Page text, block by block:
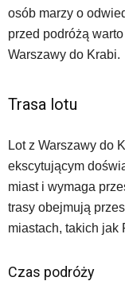
osób marzy o
przed podróżą
Warszawy do Krabi.
Trasa lotu
Lot z Warszawy do
ekscytującym
miast i wymaga
trasy obejmują
miastach, takich jak
Czas podróży